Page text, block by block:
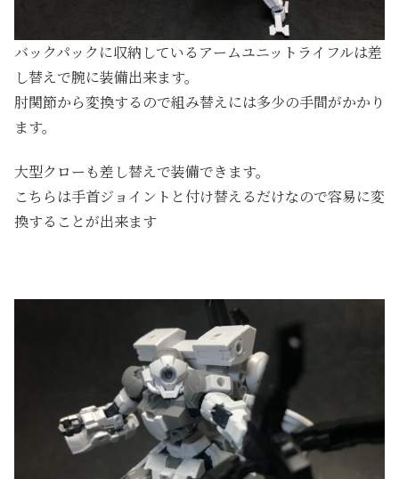
バックパックに収納しているアームユニットライフルは差
し替えで腕に装備出来ます。
肘関節から変換するので組み替えには多少の手間がかかり
ます。
大型クローも差し替えで装備できます。
こちらは手首ジョイントと付け替えるだけなので容易に変
換することが出来ます